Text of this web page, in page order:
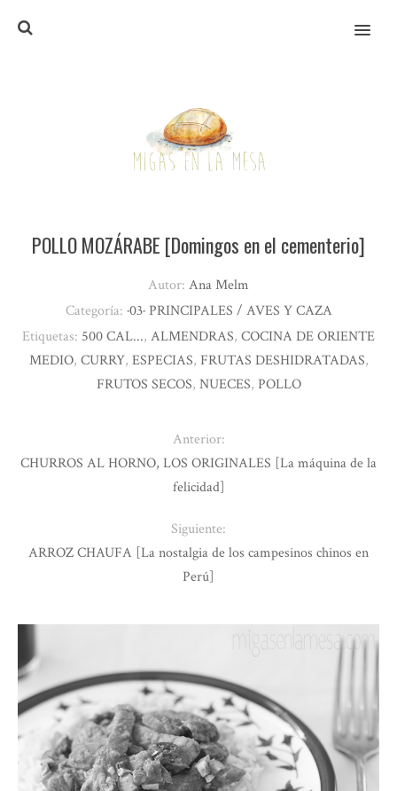
MENU
POLLO MOZÁRABE [Domingos en el cementerio]
Autor: Ana Melm
Categoría: ·03· PRINCIPALES / AVES Y CAZA
Etiquetas: 500 CAL..., ALMENDRAS, COCINA DE ORIENTE
MEDIO, CURRY, ESPECIAS, FRUTAS DESHIDRATADAS,
FRUTOS SECOS, NUECES, POLLO
Anterior:
CHURROS AL HORNO, LOS ORIGINALES [La máquina de la
felicidad]
Siguiente:
ARROZ CHAUFA [La nostalgia de los campesinos chinos en
Perú]